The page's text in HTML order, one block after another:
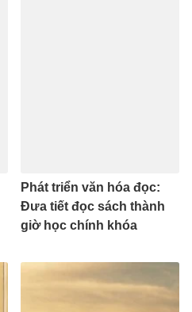
Phát triển văn hóa đọc:
Đưa tiết đọc sách thành
giờ học chính khóa